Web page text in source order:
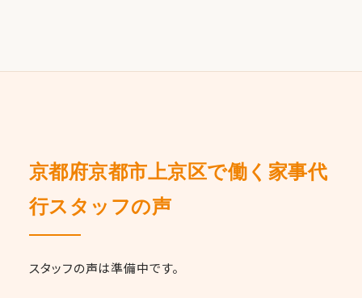
京都府京都市上京区で働く家事代
行スタッフの声
スタッフの声は準備中です。